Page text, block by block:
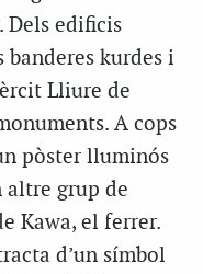
Dels edificis
kurdes i
Lliure de
A cops
pòster lluminós
altre grup de
Kawa, el ferrer.
d’un símbol